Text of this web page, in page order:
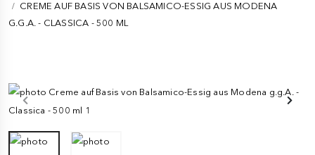
CREME AUF BASIS VON BALSAMICO-ESSIG AUS MODENA
G.G.A. - CLASSICA - 500 ML